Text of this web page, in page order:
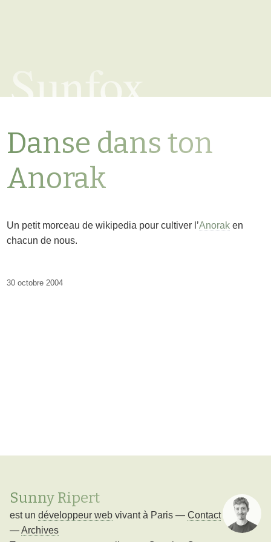
Sunfox
Danse dans ton
Anorak
Un petit morceau de wikipedia pour cultiver l’Anorak en
chacun de nous.
30 octobre 2004
Sunny Ripert
est un développeur web vivant à Paris — Contact
—Archives